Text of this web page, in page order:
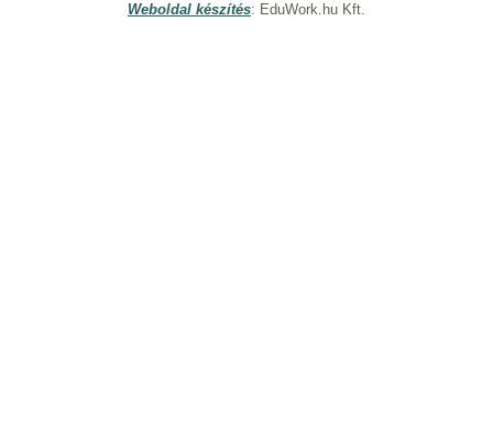
Weboldal készítés: EduWork.hu Kft.